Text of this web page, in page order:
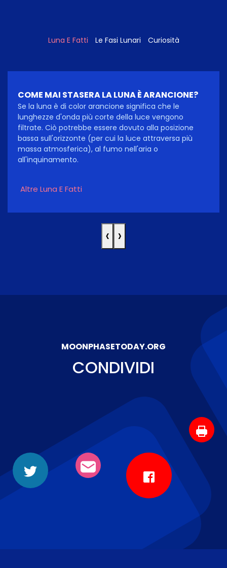
Luna E Fatti Le Fasi Lunari Curiosità
COME MAI STASERA LA LUNA È ARANCIONE?
Se la luna è di color arancione significa che le
lunghezze d'onda più corte della luce vengono
filtrate. Ciò potrebbe essere dovuto alla posizione
bassa sull'orizzonte (per cui la luce attraversa più
massa atmosferica), al fumo nell'aria o
all'inquinamento.
Altre Luna E Fatti
‹ ›
MOONPHASETODAY.ORG
CONDIVIDI